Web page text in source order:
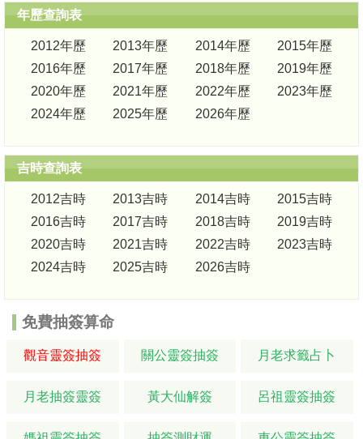
年歷查詢表
2012年歷 2013年歷 2014年歷
2015年歷
2016年歷
2017年歷 2018年歷
2019年歷
2020年歷
2021年歷 2022年歷
2023年歷
2024年歷
2025年歷 2026年歷
吉時查詢表
2012吉時 2013吉時 2014吉時
2015吉時
2016吉時
2017吉時 2018吉時
2019吉時
2020吉時
2021吉時 2022吉時
2023吉時
2024吉時
2025吉時 2026吉時
免費抽簽算命
觀音靈簽抽簽 關公靈簽抽簽 月老求籤占卜
月老抽簽靈簽 黃大仙解簽 呂祖靈簽抽簽